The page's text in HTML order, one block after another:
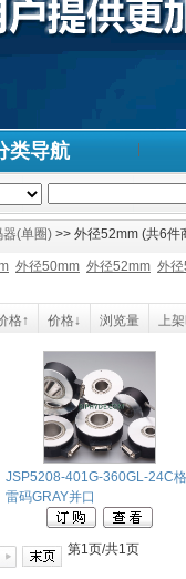
类导航
器(单圈) >> 外径52mm (共6件
外径50mm 外径52mm 外
格↑ 价格↓ 浏览量 上
JSP5208-401G-360GL-24C格
雷码GRAY并口
第1页/共1页